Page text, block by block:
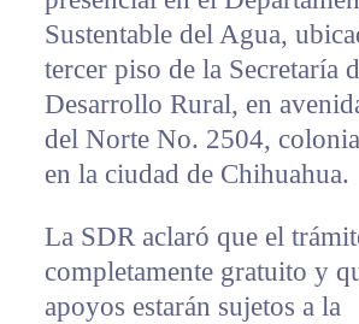
Sustentable del Agua,
tercer piso de la Secretaría
Desarrollo Rural, en
del Norte No. 2504,
en la ciudad de Chihuahua.
La SDR aclaró que el
completamente gratuito y
apoyos estarán sujetos a la